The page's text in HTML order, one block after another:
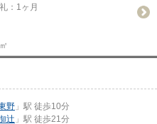
：1ヶ月
野 」駅 徒歩10分
辻 」駅 徒歩21分